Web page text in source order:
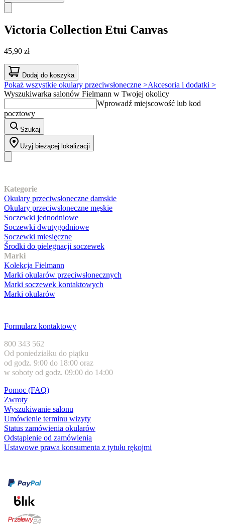
Victoria Collection Etui Canvas
45,90 zł
Dodaj do koszyka
Pokaż wszystkie okulary przeciwsłoneczne >Akcesoria i dodatki >
Wyszukiwarka salonów Fielmann w Twojej okolicy
Wprowadź miejscowość lub kod
pocztowy
Szukaj
Użyj bieżącej lokalizacji
Kategorie
Okulary przeciwsłoneczne damskie
Okulary przeciwsłoneczne męskie
Soczewki jednodniowe
Soczewki dwutygodniowe
Soczewki miesięczne
Środki do pielęgnacji soczewek
Marki
Kolekcja Fielmann
Marki okularów przeciwsłonecznych
Marki soczewek kontaktowych
Marki okularów
Formularz kontaktowy
800 343 562
Od poniedziałku do piątku
od godz. 9:00 do 18:00 oraz
w soboty od godz. 09:00 do 14:00
Pomoc (FAQ)
Zwroty
Wyszukiwanie salonu
Umówienie terminu wizyty
Status zamówienia okularów
Odstąpienie od zamówienia
Ustawowe prawa konsumenta z tytułu rękojmi